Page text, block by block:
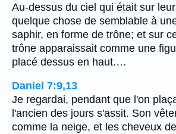
Au-dessus du ciel qui était sur
quelque chose de semblable à
saphir, en forme de trône; et sur
trône apparaissait comme une
placé dessus en haut.…
Daniel 7:9,13
Je regardai, pendant que l'on
l'ancien des jours s'assit. Son
comme la neige, et les cheveux